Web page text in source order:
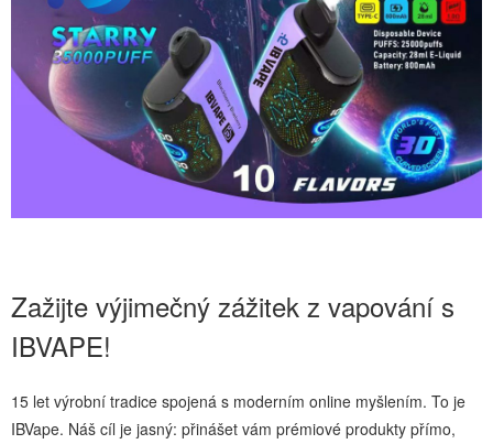
Zažijte výjimečný zážitek z vapování s
IBVAPE!
15 let výrobní tradice spojená s moderním online myšlením. To je
IBVape. Náš cíl je jasný: přinášet vám prémiové produkty přímo,